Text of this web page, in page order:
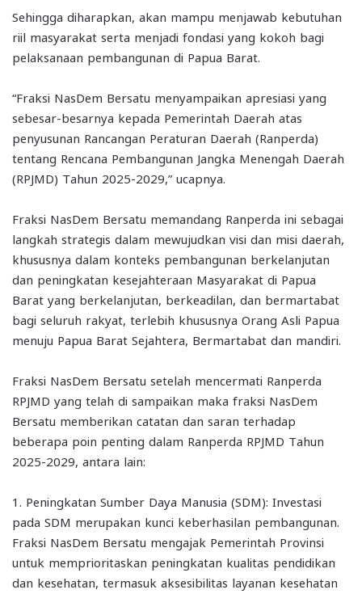
Sehingga diharapkan, akan mampu menjawab kebutuhan
riil masyarakat serta menjadi fondasi yang kokoh bagi
pelaksanaan pembangunan di Papua Barat.
“Fraksi NasDem Bersatu menyampaikan apresiasi yang
sebesar-besarnya kepada Pemerintah Daerah atas
penyusunan Rancangan Peraturan Daerah (Ranperda)
tentang Rencana Pembangunan Jangka Menengah Daerah
(RPJMD) Tahun 2025-2029,” ucapnya.
Fraksi NasDem Bersatu memandang Ranperda ini sebagai
langkah strategis dalam mewujudkan visi dan misi daerah,
khususnya dalam konteks pembangunan berkelanjutan
dan peningkatan kesejahteraan Masyarakat di Papua
Barat yang berkelanjutan, berkeadilan, dan bermartabat
bagi seluruh rakyat, terlebih khususnya Orang Asli Papua
menuju Papua Barat Sejahtera, Bermartabat dan mandiri.
Fraksi NasDem Bersatu setelah mencermati Ranperda
RPJMD yang telah di sampaikan maka fraksi NasDem
Bersatu memberikan catatan dan saran terhadap
beberapa poin penting dalam Ranperda RPJMD Tahun
2025-2029, antara lain:
1. Peningkatan Sumber Daya Manusia (SDM): Investasi
pada SDM merupakan kunci keberhasilan pembangunan.
Fraksi NasDem Bersatu mengajak Pemerintah Provinsi
untuk memprioritaskan peningkatan kualitas pendidikan
dan kesehatan, termasuk aksesibilitas layanan kesehatan